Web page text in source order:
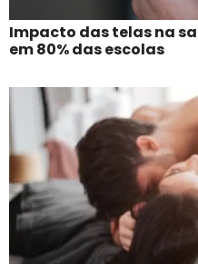
Impacto das telas na
em 80% das escolas